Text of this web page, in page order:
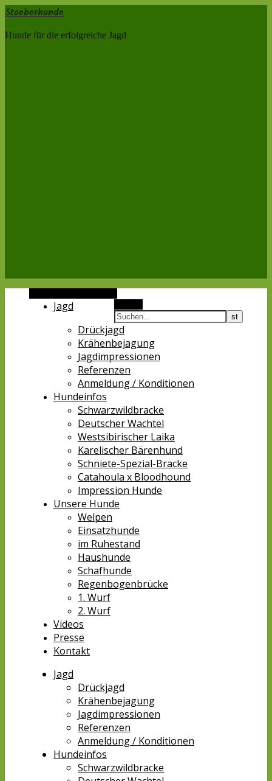
Stoeberhunde
Hunde für die erfolgreiche Jagd
Jagd
Drückjagd
Krähenbejagung
Jagdimpressionen
Referenzen
Anmeldung / Konditionen
Hundeinfos
Schwarzwildbracke
Deutscher Wachtel
Westsibirischer Laika
Karelischer Bärenhund
Schniete-Spezial-Bracke
Catahoula x Bloodhound
Impression Hunde
Unsere Hunde
Welpen
Einsatzhunde
im Ruhestand
Haushunde
Schafhunde
Regenbogenbrücke
1. Wurf
2. Wurf
Videos
Presse
Kontakt
Jagd
Drückjagd
Krähenbejagung
Jagdimpressionen
Referenzen
Anmeldung / Konditionen
Hundeinfos
Schwarzwildbracke